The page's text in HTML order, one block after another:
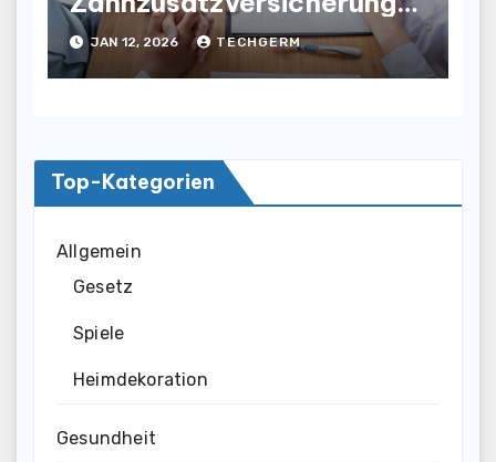
Wichtige Faktoren bei der
Auswahl
JAN 12, 2026 TECHGERM
Top-Kategorien
Allgemein
Gesetz
Spiele
Heimdekoration
Gesundheit